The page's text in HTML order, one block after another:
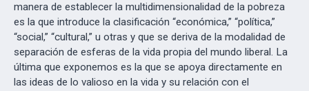
manera de establecer la multidimensionalidad de la pobreza
es la que introduce la clasificación “económica,” “política,”
“social,” “cultural,” u otras y que se deriva de la modalidad de
separación de esferas de la vida propia del mundo liberal. La
última que exponemos es la que se apoya directamente en
las ideas de lo valioso en la vida y su relación con el